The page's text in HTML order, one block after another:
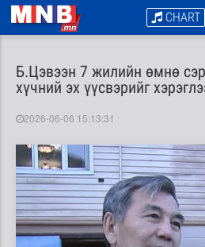
CHART
Б.Цэвээн 7 жилийн өмнө
хүчний эх үүсвэрийг
2026-06-06 15:13:31